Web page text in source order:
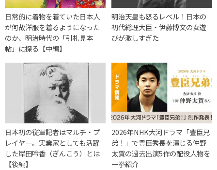
日常的に着物を着ていた日本人
が何故洋服を着るようになった
のか、明治時代の「引札見本
帖」に探る【中編】
明治天皇も怒るレベル！日本の
初代総理大臣・伊藤博文の女遊
びが激しすぎた
日本初の従軍記者はマルチ・プ
レイヤー。実業家としても活躍
した岸田吟香（ぎんこう）とは
【後編】
2026年NHK大河ドラマ「豊臣兄
弟！」で豊臣秀長を演じる仲野
太賀の過去出演5作の配役人物を
一挙紹介